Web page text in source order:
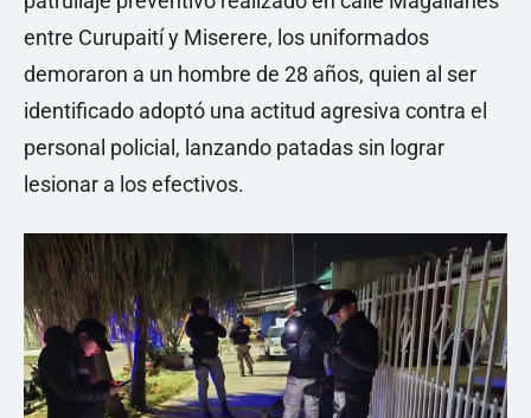
entre Curupaití y Miserere, los uniformados
demoraron a un hombre de 28 años, quien al ser
identificado adoptó una actitud agresiva contra el
personal policial, lanzando patadas sin lograr
lesionar a los efectivos.